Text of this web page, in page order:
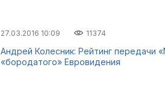
27.03.2016 10:09 11374
Андрей Колесник: Рейтинг
«бородатого» Евровидения